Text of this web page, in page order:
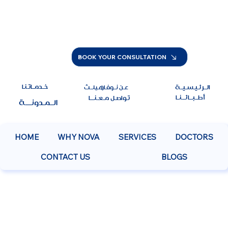
HOME WHY NOVA SERVICES DOCTORS
CONTACT US BLOGS
الــرئـيـسـيــة عـن نــوفـاهـيلــث
خــدمــاتـنـا
أطــبـــائـــنــا
تـواصـل مـعـنــــا الــمـدونــــة
BOOK YOUR CONSULTATION